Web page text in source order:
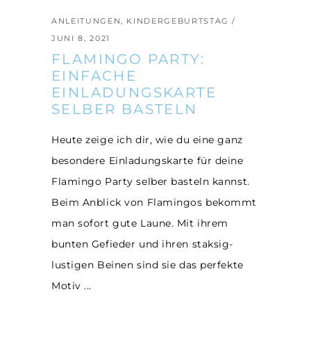
ANLEITUNGEN, KINDERGEBURTSTAG
JUNI 8, 2021
FLAMINGO PARTY:
EINFACHE
EINLADUNGSKARTE
SELBER BASTELN
Heute zeige ich dir, wie du eine ganz
besondere Einladungskarte für deine
Flamingo Party selber basteln kannst.
Beim Anblick von Flamingos bekommt
man sofort gute Laune. Mit ihrem
bunten Gefieder und ihren staksig-
lustigen Beinen sind sie das perfekte
Motiv